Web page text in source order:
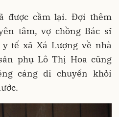
được cầm lại. Đợi thêm
tâm, vợ chồng Bác sĩ
tế xã Xá Lượng về nhà
phụ Lô Thị Hoa cũng
cáng di chuyển khỏi